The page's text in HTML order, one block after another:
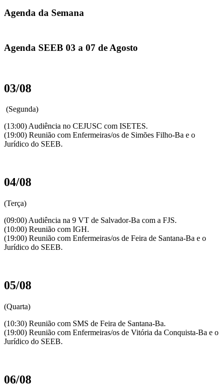
Agenda da Semana
Agenda SEEB 03 a 07 de Agosto
03/08
(Segunda)
(13:00) Audiência no CEJUSC com ISETES.
(19:00) Reunião com Enfermeiras/os de Simões Filho-Ba e o
Jurídico do SEEB.
04/08
(Terça)
(09:00) Audiência na 9 VT de Salvador-Ba com a FJS.
(10:00) Reunião com IGH.
(19:00) Reunião com Enfermeiras/os de Feira de Santana-Ba e o
Jurídico do SEEB.
05/08
(Quarta)
(10:30) Reunião com SMS de Feira de Santana-Ba.
(19:00) Reunião com Enfermeiras/os de Vitória da Conquista-Ba e o
Jurídico do SEEB.
06/08